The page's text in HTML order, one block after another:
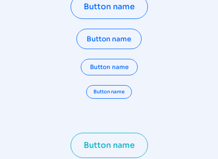
Button name
Button name
Button name
Button name
Button name